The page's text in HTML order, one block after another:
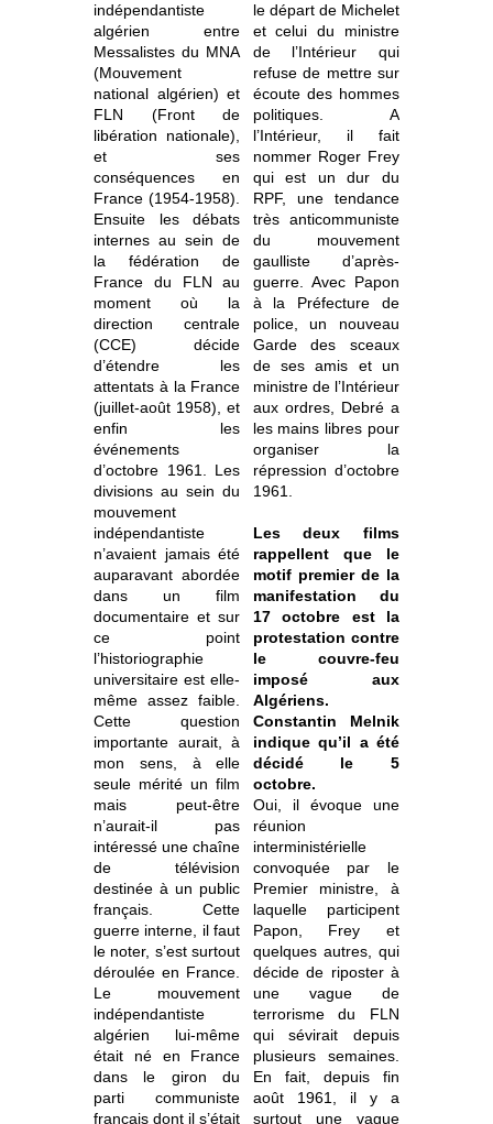
indépendantiste
algérien entre
Messalistes du MNA
(Mouvement
national algérien) et
FLN (Front de
libération nationale),
et ses
conséquences en
France (1954-1958).
Ensuite les débats
internes au sein de
la fédération de
France du FLN au
moment où la
direction centrale
(CCE) décide
d’étendre les
attentats à la France
(juillet-août 1958), et
enfin les
événements
d’octobre 1961. Les
divisions au sein du
mouvement
indépendantiste
n’avaient jamais été
auparavant abordée
dans un film
documentaire et sur
ce point
l’historiographie
universitaire est elle-
même assez faible.
Cette question
importante aurait, à
mon sens, à elle
seule mérité un film
mais peut-être
n’aurait-il pas
intéressé une chaîne
de télévision
destinée à un public
français. Cette
guerre interne, il faut
le noter, s’est surtout
déroulée en France.
Le mouvement
indépendantiste
algérien lui-même
était né en France
dans le giron du
parti communiste
français dont il s’était
le départ de Michelet
et celui du ministre
de l’Intérieur qui
refuse de mettre sur
écoute des hommes
politiques. A
l’Intérieur, il fait
nommer Roger Frey
qui est un dur du
RPF, une tendance
très anticommuniste
du mouvement
gaulliste d’après-
guerre. Avec Papon
à la Préfecture de
police, un nouveau
Garde des sceaux
de ses amis et un
ministre de l’Intérieur
aux ordres, Debré a
les mains libres pour
organiser la
répression d’octobre
1961.
Les deux films
rappellent que le
motif premier de la
manifestation du
17 octobre est la
protestation contre
le couvre-feu
imposé aux
Algériens.
Constantin Melnik
indique qu’il a été
décidé le 5
octobre.
Oui, il évoque une
réunion
interministérielle
convoquée par le
Premier ministre, à
laquelle participent
Papon, Frey et
quelques autres, qui
décide de riposter à
une vague de
terrorisme du FLN
qui sévirait depuis
plusieurs semaines.
En fait, depuis fin
août 1961, il y a
surtout une vague